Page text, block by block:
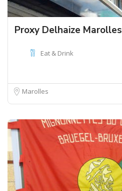
Proxy Delhaize Marolles
Eat & Drink
Marolles